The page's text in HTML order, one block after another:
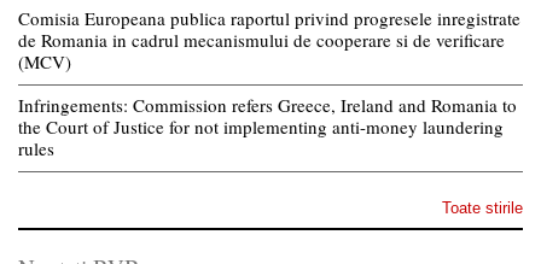
Comisia Europeana publica raportul privind progresele inregistrate
de Romania in cadrul mecanismului de cooperare si de verificare
(MCV)
Infringements: Commission refers Greece, Ireland and Romania to
the Court of Justice for not implementing anti-money laundering
rules
Toate stirile